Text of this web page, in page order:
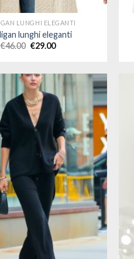
LUNGHI ELEGANTI
lunghi eleganti
€46.00 €29.00